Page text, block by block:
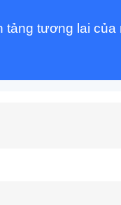
tương lai